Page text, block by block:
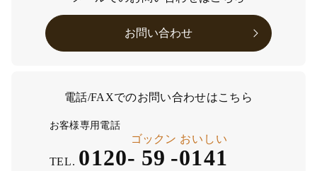
お問い合わせ
電話/FAXでのお問い合わせはこちら
お客様専用電話
TEL. 0120- 59
ゴックン
-0141
おいしい